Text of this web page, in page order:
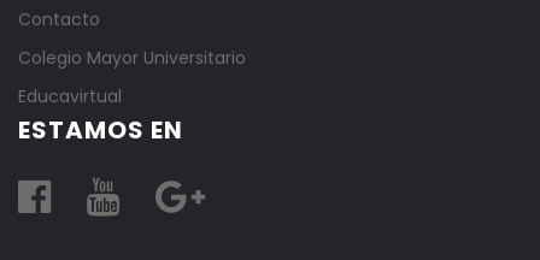
Contacto
Colegio Mayor Universitario
Educavirtual
ESTAMOS EN